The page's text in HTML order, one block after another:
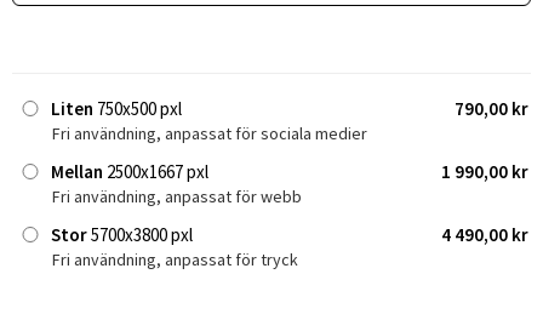
Liten 750x500 pxl 790,00 kr
Fri användning, anpassat för sociala medier
Mellan 2500x1667 pxl 1 990,00 kr
Fri användning, anpassat för webb
Stor5700x3800 pxl 4 490,00 kr
Fri användning, anpassat för tryck